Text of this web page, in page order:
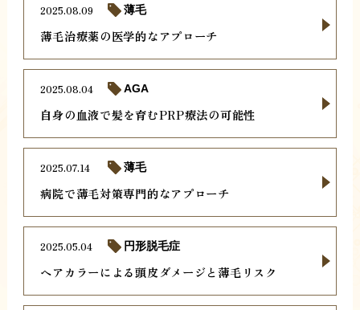
薄毛治療薬の医学的なアプローチ
2025.08.09 薄毛
自身の血液で髪を育むPRP療法の可能性
2025.08.04 AGA
病院で薄毛対策専門的なアプローチ
2025.07.14 薄毛
ヘアカラーによる頭皮ダメージと薄毛リスク
2025.05.04 円形脱毛症